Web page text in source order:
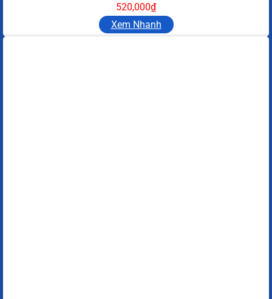
520,000₫
Xem Nhanh